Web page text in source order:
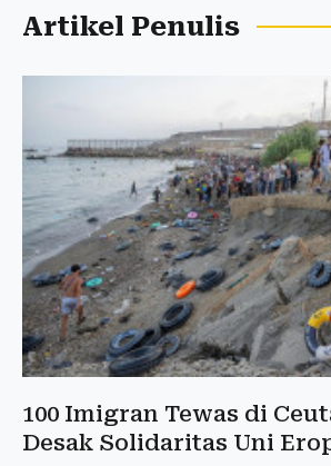
Artikel Penulis
100 Imigran Tewas di
Desak Solidaritas Uni